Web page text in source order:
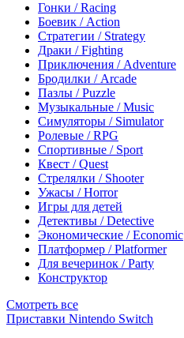
Гонки / Racing
Боевик / Action
Стратегии / Strategy
Драки / Fighting
Приключения / Adventure
Бродилки / Arcade
Пазлы / Puzzle
Музыкальные / Music
Симуляторы / Simulator
Ролевые / RPG
Спортивные / Sport
Квест / Quest
Стрелялки / Shooter
Ужасы / Horror
Игры для детей
Детективы / Detective
Экономические / Economic
Платформер / Platformer
Для вечеринок / Party
Конструктор
Смотреть все
Приставки Nintendo Switch